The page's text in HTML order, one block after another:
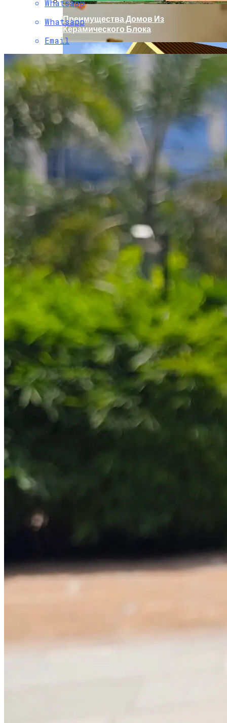
Дата Релиза Финальной IOS 17 Для IPhone
Прошлых Поколений
IPhone 15 Pro И IPhone 15 Pro Max Получили
8 ГБ ОЗУ, Но Сохранили Зарядку На 20
Вт
Преимущества Домов Из
Керамического Блока
Бани Из Бруса Под Ключ Москва
Московская Область
Особенности Применения Кладочного
Достоинства Фундамента Монолитной
Whatsapp
Whatsapp
Email